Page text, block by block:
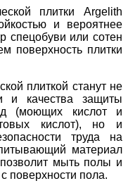
плитки Argelith
и вероятнее
спецобуви или сотен
поверхность плитки
плиткой станут не
и качества защиты
(моющих кислот и
кислот), но и
труда на
материал
мыть полы и
поверхности пола.